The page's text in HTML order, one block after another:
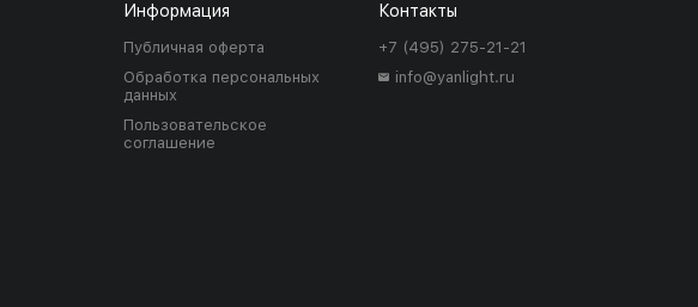
Информация
Публичная оферта
Обработка персональных
данных
Пользовательское
соглашение
Контакты
+7 (495) 275-21-21
info@yanlight.ru